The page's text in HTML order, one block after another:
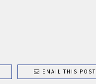
EMAIL THIS POST